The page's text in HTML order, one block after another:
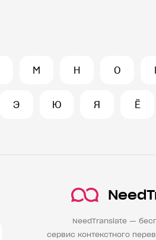
М Н О
Э Ю Я Ё
NeedTranslate —
сервис контекстного